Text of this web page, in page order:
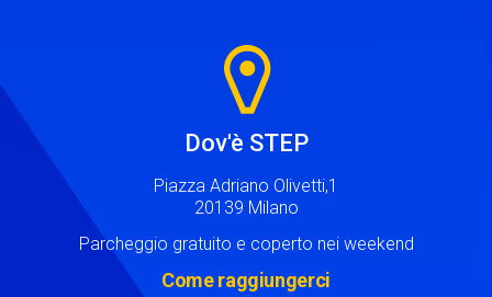
Dov'è STEP
Piazza Adriano Olivetti,1
20139 Milano
Parcheggio gratuito e coperto nei weekend
Come raggiungerci